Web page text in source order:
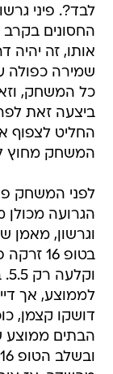
לבד?. פיני
החסונים בקרב
אותו, זה יהיה
שמירה כפולה
כל המשחק,
ביצעה זאת
החליט לצפוף
המשחק מחוץ
וגרשון, מאמן
דושקו קצמן,